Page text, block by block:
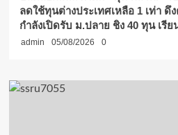
ลดใช้ทุนต่างประเทศเหลือ 1 เท่า
กำลังเปิดรับ ม.ปลาย ชิง 40 ทุน เรี
admin 05/08/2026 0